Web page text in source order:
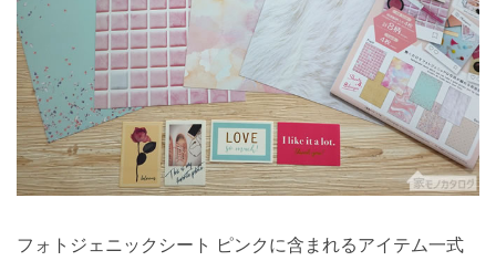
フォトジェニックシート ピンクに含まれるアイテム一式